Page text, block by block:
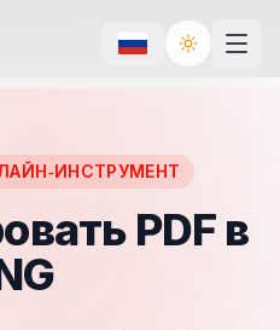
Toggle
PDF в